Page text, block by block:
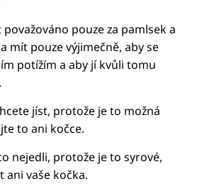
pouze za pamlsek a
mít pouze výjimečně, aby se
potížím a aby jí kvůli tomu
jíst, protože je to možná
to ani kočce.
nejedli, protože je to syrové,
ani vaše kočka.